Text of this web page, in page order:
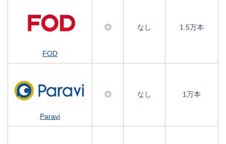
FOD
◎ なし 1.5万本
Paravi
◎ なし 1万本